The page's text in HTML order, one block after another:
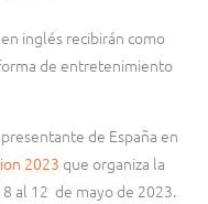
inglés recibirán como
de entretenimiento
de España en
2023 que organiza la
al 12 de mayo de 2023.